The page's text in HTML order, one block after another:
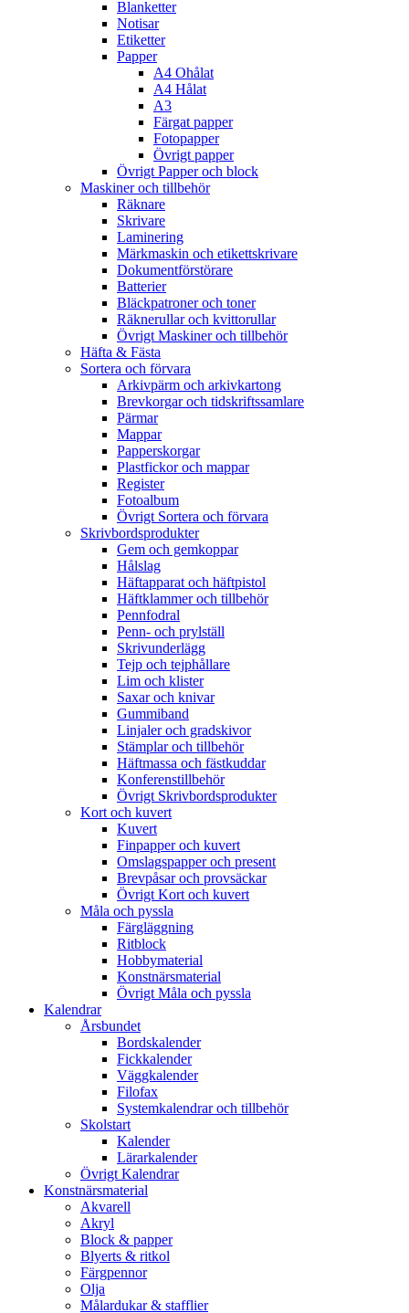
Blanketter
Notisar
Etiketter
Papper
A4 Ohålat
A4 Hålat
A3
Färgat papper
Fotopapper
Övrigt papper
Övrigt Papper och block
Maskiner och tillbehör
Räknare
Skrivare
Laminering
Märkmaskin och etikettskrivare
Dokumentförstörare
Batterier
Bläckpatroner och toner
Räknerullar och kvittorullar
Övrigt Maskiner och tillbehör
Häfta & Fästa
Sortera och förvara
Arkivpärm och arkivkartong
Brevkorgar och tidskriftssamlare
Pärmar
Mappar
Papperskorgar
Plastfickor och mappar
Register
Fotoalbum
Övrigt Sortera och förvara
Skrivbordsprodukter
Gem och gemkoppar
Hålslag
Häftapparat och häftpistol
Häftklammer och tillbehör
Pennfodral
Penn- och prylställ
Skrivunderlägg
Tejp och tejphållare
Lim och klister
Saxar och knivar
Gummiband
Linjaler och gradskivor
Stämplar och tillbehör
Häftmassa och fästkuddar
Konferenstillbehör
Övrigt Skrivbordsprodukter
Kort och kuvert
Kuvert
Finpapper och kuvert
Omslagspapper och present
Brevpåsar och provsäckar
Övrigt Kort och kuvert
Måla och pyssla
Färgläggning
Ritblock
Hobbymaterial
Konstnärsmaterial
Övrigt Måla och pyssla
Kalendrar
Årsbundet
Bordskalender
Fickkalender
Väggkalender
Filofax
Systemkalendrar och tillbehör
Skolstart
Kalender
Lärarkalender
Övrigt Kalendrar
Konstnärsmaterial
Akvarell
Akryl
Block & papper
Blyerts & ritkol
Färgpennor
Olja
Målardukar & stafflier